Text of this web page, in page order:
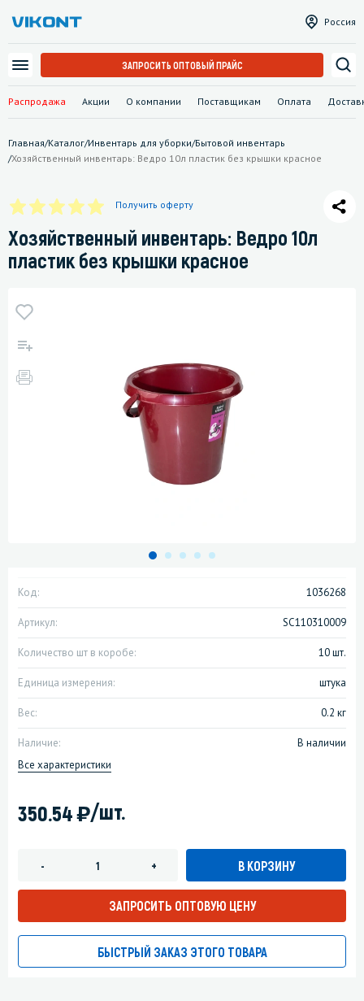
Распродажа Акции О компании Поставщикам Оплата
Россия
ЗАПРОСИТЬ ОПТОВЫЙ ПРАЙС
Главная/Каталог/Инвентарь для уборки/Бытовой инвентарь
/Хозяйственный инвентарь: Ведро 10л пластик без крышки красное
Получить оферту
Хозяйственный инвентарь: Ведро 10л
пластик без крышки красное
Код: 1036268
Артикул: SC110310009
Количество шт в коробе: 10 шт.
Единица измерения: штука
Вес: 0.2 кг
Наличие:
В наличии
Все характеристики
350.54)/шт.
- + В КОРЗИНУ
ЗАПРОСИТЬ ОПТОВУЮ ЦЕНУ
БЫСТРЫЙ ЗАКАЗ ЭТОГО ТОВАРА